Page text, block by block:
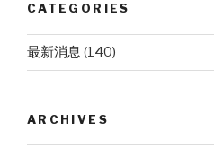
CATEGORIES
最新消息 (140)
ARCHIVES